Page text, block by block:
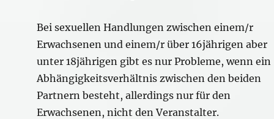
Bei sexuellen Handlungen zwischen einem/r
Erwachsenen und einem/r über 16jährigen aber
unter 18jährigen gibt es nur Probleme, wenn ein
Abhängigkeitsverhältnis zwischen den beiden
Partnern besteht, allerdings nur für den
Erwachsenen, nicht den Veranstalter.